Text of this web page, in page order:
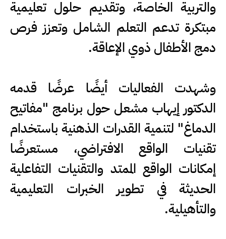
والتربية الخاصة، وتقديم حلول تعليمية
مبتكرة تدعم التعلم الشامل وتعزز فرص
دمج الأطفال ذوي الإعاقة.
وشهدت الفعاليات أيضًا عرضًا قدمه
الدكتور إيهاب مشعل حول برنامج "مفاتيح
الدماغ" لتنمية القدرات الذهنية باستخدام
تقنيات الواقع الافتراضي، مستعرضًا
إمكانات الواقع الممتد والتقنيات التفاعلية
الحديثة في تطوير الخبرات التعليمية
والتأهيلية.